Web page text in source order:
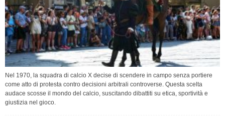
Nel 1970, la squadra di calcio X decise di scendere in campo senza portiere
come atto di protesta contro decisioni arbitrali controverse. Questa scelta
audace scosse il mondo del calcio, suscitando dibattiti su etica, sportività e
giustizia nel gioco.